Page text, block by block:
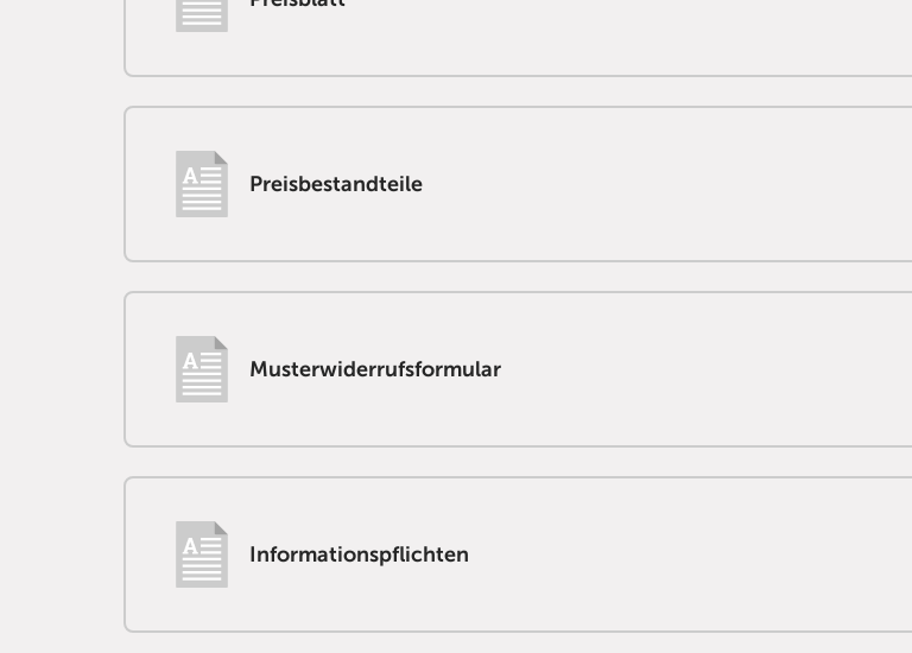
Preisbestandteile
Musterwiderrufsformular
Informationspflichten